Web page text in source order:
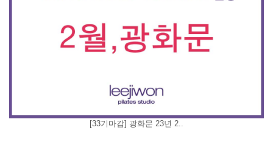
[33기마감] 광화문 23년 2..